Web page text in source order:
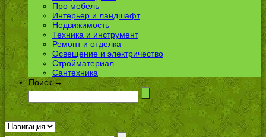
Про мебель
Интерьер и ландшафт
Недвижимость
Техника и инструмент
Ремонт и отделка
Освещение и электричество
Стройматериал
Сантехника
Поиск →